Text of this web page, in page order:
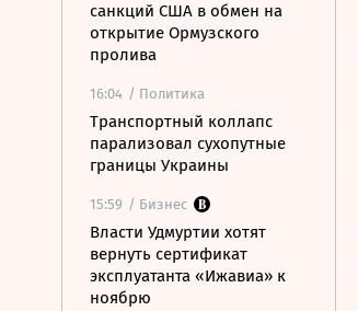
санкций США в обмен на
открытие Ормузского
пролива
16:04 / Политика
Транспортный коллапс
парализовал сухопутные
границы Украины
15:59 / Бизнес
Власти Удмуртии хотят
вернуть сертификат
эксплуатанта «Ижавиа» к
ноябрю